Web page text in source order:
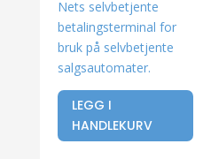
Nets selvbetjente
betalingsterminal for
bruk på selvbetjente
salgsautomater.
LEGG I
HANDLEKURV